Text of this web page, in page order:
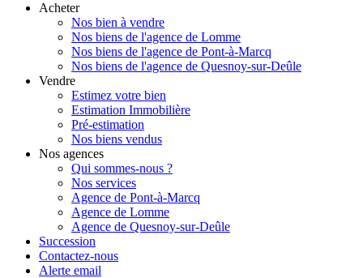
Acheter
Nos bien à vendre
Nos biens de l'agence de Lomme
Nos biens de l'agence de Pont-à-Marcq
Nos biens de l'agence de Quesnoy-sur-Deûle
Vendre
Estimez votre bien
Estimation Immobilière
Pré-estimation
Nos biens vendus
Nos agences
Qui sommes-nous ?
Nos services
Agence de Pont-à-Marcq
Agence de Lomme
Agence de Quesnoy-sur-Deûle
Succession
Contactez-nous
Alerte email